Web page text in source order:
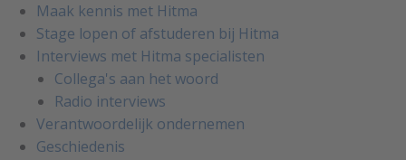
Maak kennis met Hitma
Stage lopen of afstuderen bij Hitma
Interviews met Hitma specialisten
Collega's aan het woord
Radio interviews
Verantwoordelijk ondernemen
Geschiedenis